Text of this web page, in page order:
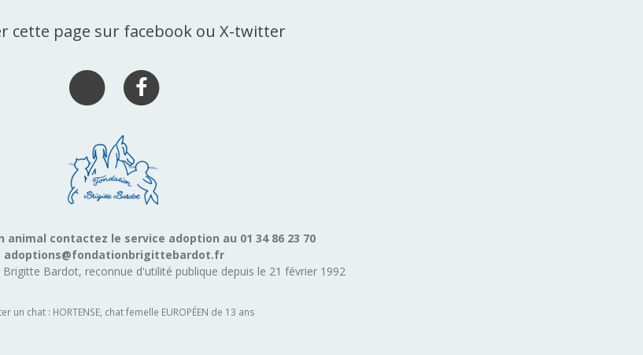
cette page sur facebook ou X-twitter
animal contactez le service adoption au 01 34 86 23 70
adoptions@fondationbrigittebardot.fr
Bardot, reconnue d'utilité publique depuis le 21 février 1992
un chat : HORTENSE, chat femelle EUROPÉEN de 13 ans